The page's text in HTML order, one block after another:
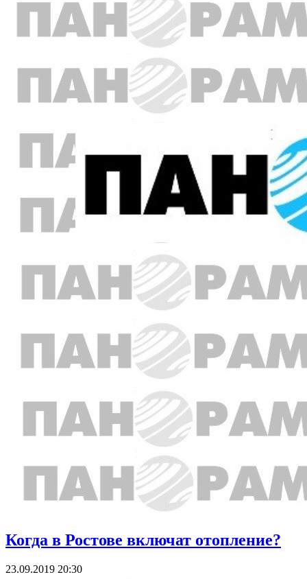
Когда в Ростове включат отопление?
23.09.2019 20:30